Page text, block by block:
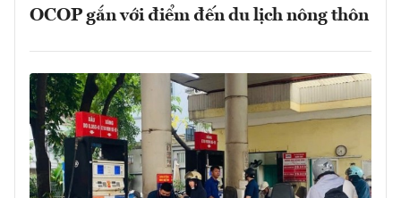
OCOP gắn với điểm đến du lịch nông thôn